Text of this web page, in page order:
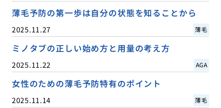
薄毛予防の第一歩は自分の状態を知ることから
2025.11.27 薄毛
ミノタブの正しい始め方と用量の考え方
2025.11.22 AGA
女性のための薄毛予防特有のポイント
2025.11.14 薄毛